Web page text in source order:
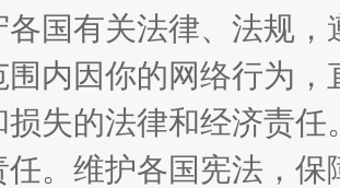
各国有关法律、法规
围内因你的网络行为
损失的法律和经济责
任。维护各国宪法，